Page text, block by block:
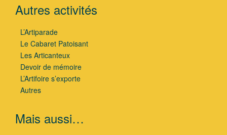
Autres activités
L’Artiparade
Le Cabaret Patoisant
Les Articanteux
Devoir de mémoire
L’Artifoire s’exporte
Autres
Mais aussi…